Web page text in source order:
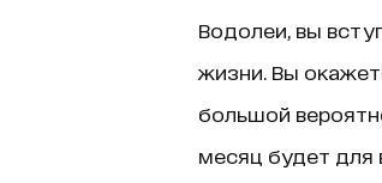
Водолеи, вы
жизни. Вы
большой
месяц будет для